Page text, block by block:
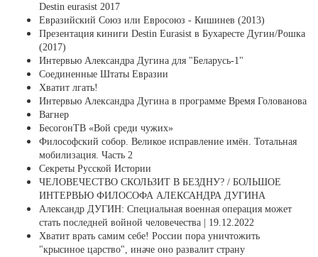
Destin eurasist 2017
Евразийский Союз или Евросоюз - Кишинев (2013)
Презентация киниги Destin Eurasist в Бухаресте Дугин/Рошка
(2017)
Интервью Александра Дугина для "Беларусь-1"
Соединенные Штаты Евразии
Хватит лгать!
Интервью Александра Дугина в программе Время Голованова
Вагнер
БесогонТВ «Вой среди чужих»
Философский собор. Великое исправление имён. Тотальная
мобилизация. Часть 2
Секреты Русской Истории
ЧЕЛОВЕЧЕСТВО СКОЛЬЗИТ В БЕЗДНУ? / БОЛЬШОЕ
ИНТЕРВЬЮ ФИЛОСОФА АЛЕКСАНДРА ДУГИНА
Александр ДУГИН: Специальная военная операция может
стать последней войной человечества | 19.12.2022
Хватит врать самим себе! России пора уничтожить
"крысиное царство", иначе оно развалит страну